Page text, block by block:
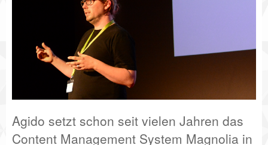
Agido setzt schon seit vielen Jahren das
Content Management System Magnolia in